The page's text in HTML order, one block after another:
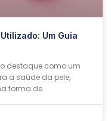
Um Guia
destaque como um
a saúde da pele,
forma de